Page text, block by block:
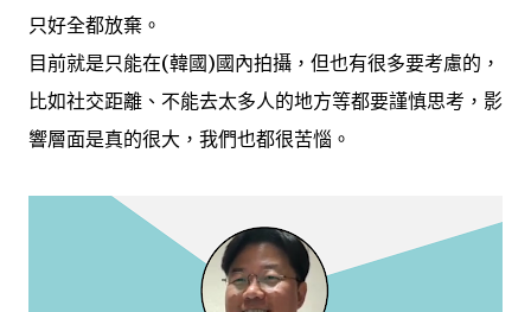
只好全都放棄。
目前就是只能在(韓國)國內拍攝，但也有很多要考慮的，
比如社交距離、不能去太多人的地方等都要謹慎思考，影
響層面是真的很大，我們也都很苦惱。